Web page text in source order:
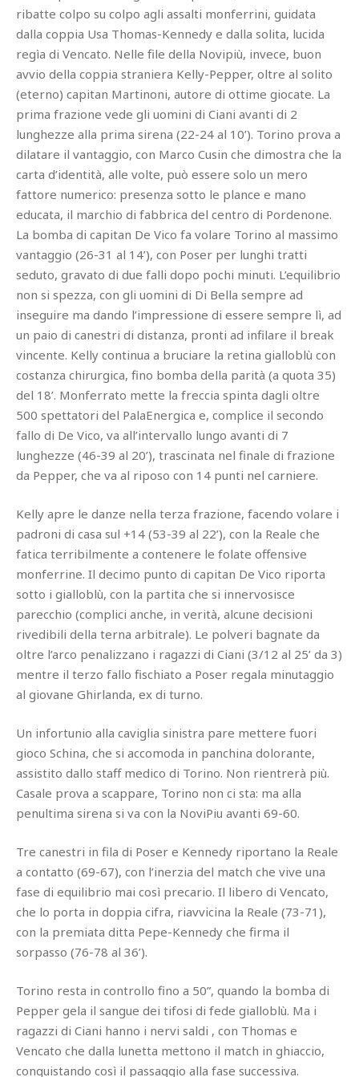
ribatte colpo su colpo agli assalti monferrini, guidata
dalla coppia Usa Thomas-Kennedy e dalla solita, lucida
regìa di Vencato. Nelle file della Novipiù, invece, buon
avvio della coppia straniera Kelly-Pepper, oltre al solito
(eterno) capitan Martinoni, autore di ottime giocate. La
prima frazione vede gli uomini di Ciani avanti di 2
lunghezze alla prima sirena (22-24 al 10’). Torino prova a
dilatare il vantaggio, con Marco Cusin che dimostra che la
carta d’identità, alle volte, può essere solo un mero
fattore numerico: presenza sotto le plance e mano
educata, il marchio di fabbrica del centro di Pordenone.
La bomba di capitan De Vico fa volare Torino al massimo
vantaggio (26-31 al 14’), con Poser per lunghi tratti
seduto, gravato di due falli dopo pochi minuti. L’equilibrio
non si spezza, con gli uomini di Di Bella sempre ad
inseguire ma dando l’impressione di essere sempre lì, ad
un paio di canestri di distanza, pronti ad infilare il break
vincente. Kelly continua a bruciare la retina gialloblù con
costanza chirurgica, fino bomba della parità (a quota 35)
del 18’. Monferrato mette la freccia spinta dagli oltre
500 spettatori del PalaEnergica e, complice il secondo
fallo di De Vico, va all’intervallo lungo avanti di 7
lunghezze (46-39 al 20’), trascinata nel finale di frazione
da Pepper, che va al riposo con 14 punti nel carniere.
Kelly apre le danze nella terza frazione, facendo volare i
padroni di casa sul +14 (53-39 al 22’), con la Reale che
fatica terribilmente a contenere le folate offensive
monferrine. Il decimo punto di capitan De Vico riporta
sotto i gialloblù, con la partita che si innervosisce
parecchio (complici anche, in verità, alcune decisioni
rivedibili della terna arbitrale). Le polveri bagnate da
oltre l’arco penalizzano i ragazzi di Ciani (3/12 al 25’ da 3)
mentre il terzo fallo fischiato a Poser regala minutaggio
al giovane Ghirlanda, ex di turno.
Un infortunio alla caviglia sinistra pare mettere fuori
gioco Schina, che si accomoda in panchina dolorante,
assistito dallo staff medico di Torino. Non rientrerà più.
Casale prova a scappare, Torino non ci sta: ma alla
penultima sirena si va con la NoviPiu avanti 69-60.
Tre canestri in fila di Poser e Kennedy riportano la Reale
a contatto (69-67), con l’inerzia del match che vive una
fase di equilibrio mai così precario. Il libero di Vencato,
che lo porta in doppia cifra, riavvicina la Reale (73-71),
con la premiata ditta Pepe-Kennedy che firma il
sorpasso (76-78 al 36’).
Torino resta in controllo fino a 50”, quando la bomba di
Pepper gela il sangue dei tifosi di fede gialloblù. Ma i
ragazzi di Ciani hanno i nervi saldi , con Thomas e
Vencato che dalla lunetta mettono il match in ghiaccio,
conquistando così il passaggio alla fase successiva.